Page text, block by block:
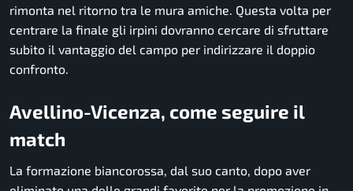
rimonta nel ritorno tra le mura amiche. Questa volta per
centrare la finale gli irpini dovranno cercare di sfruttare
subito il vantaggio del campo per indirizzare il doppio
confronto.
Avellino-Vicenza, come seguire il
match
La formazione biancorossa, dal suo canto, dopo aver